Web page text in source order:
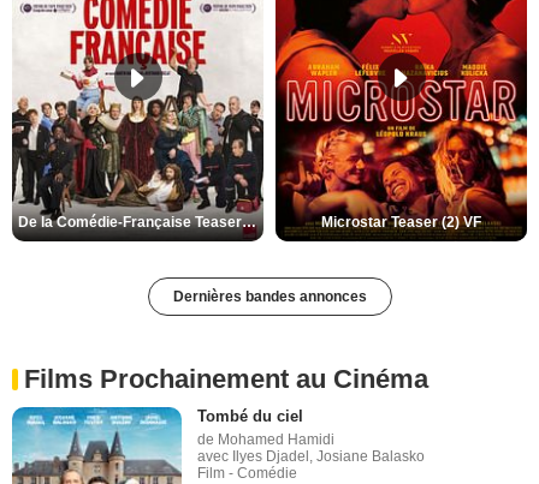
De la Comédie-Française Teaser (3) VF Microstar Teaser (2) VF
Dernières bandes annonces
Films Prochainement au Cinéma
Tombé du ciel
de Mohamed Hamidi
avec Ilyes Djadel, Josiane Balasko
Film - Comédie